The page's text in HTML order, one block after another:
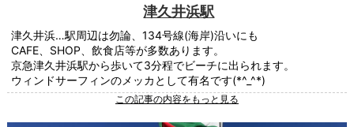
津久井浜駅
津久井浜…駅周辺は勿論、134号線(海岸)沿いにも
CAFE、SHOP、飲食店等が多数あります。
京急津久井浜駅から歩いて3分程でビーチに出られます。
ウィンドサーフィンのメッカとして有名です(*^_^*)
この記事の内容をもっと見る